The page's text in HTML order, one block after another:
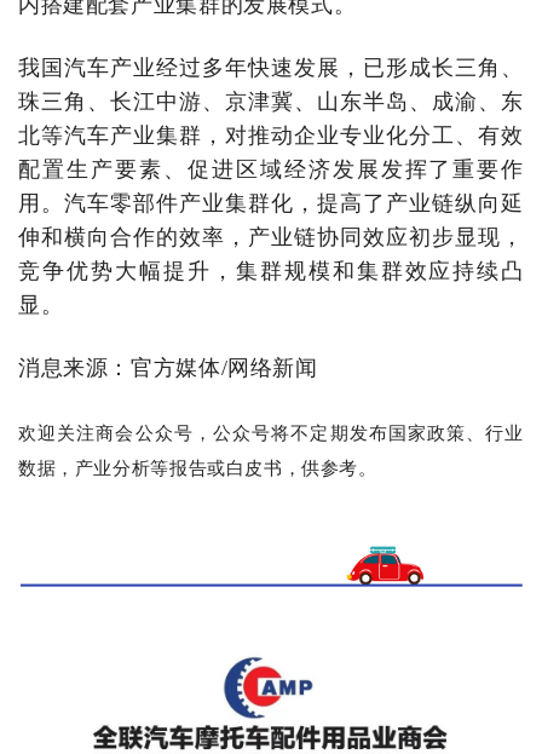
内搭建配套产业集群的发展模式。
我国汽车产业经过多年快速发展，已形成长三角、
珠三角、长江中游、京津冀、山东半岛、 成渝、东
北等汽车产业集群，对推动企业专业化分工、有效
配置生产要素、促进区域经济发展发挥了重要作
用。汽车零部件产业集群化，提高了产业链纵向延
伸和横向合作的效率，产业链协同效应初步显现，
竞争优势大幅提升，集群规模和集群效应持续凸
显。
消息来源：官方媒体/网络新闻
欢迎关注商会公众号，公众号将不定期发布国家政策、行业
数据，产业分析等报告或白皮书，供参考。